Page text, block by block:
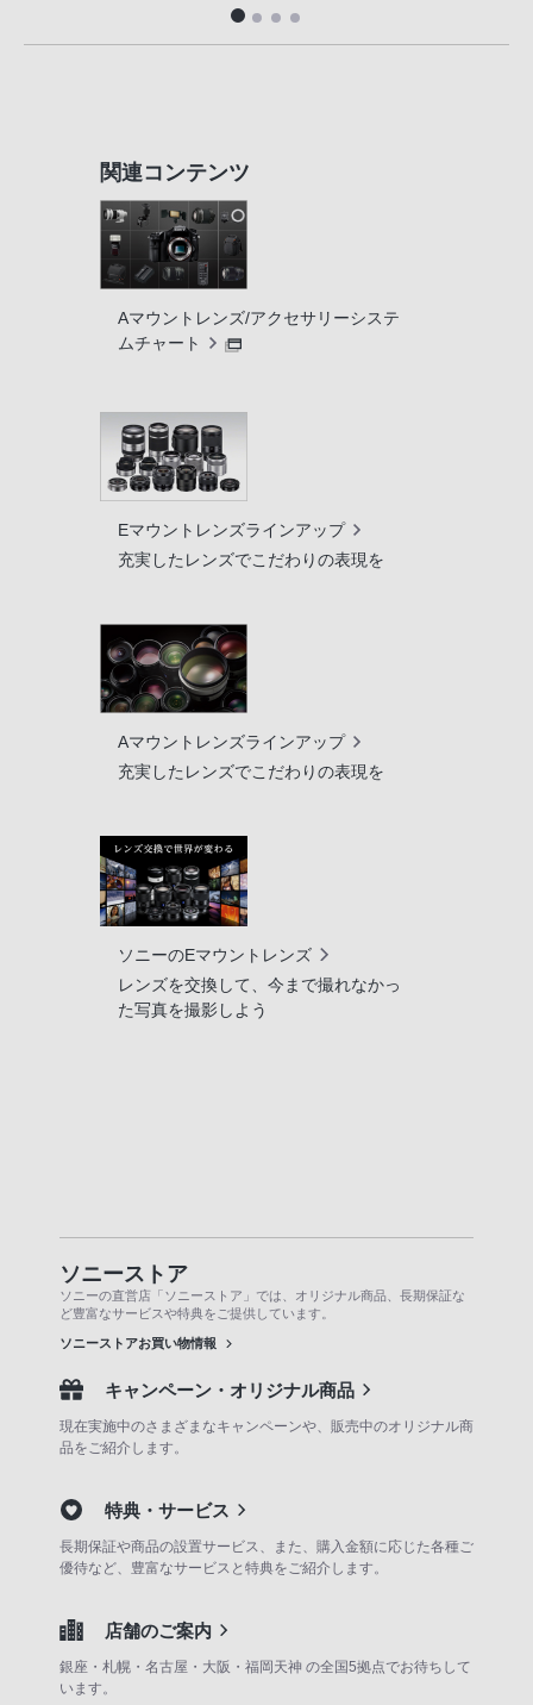
関連コンテンツ
Aマウントレンズ/アクセサリーシステ
ムチャート
Eマウントレンズラインアップ
充実したレンズでこだわりの表現を
Aマウントレンズラインアップ
充実したレンズでこだわりの表現を
ソニーのEマウントレンズ
レンズを交換して、今まで撮れなかっ
た写真を撮影しよう
ソニーストア
ソニーの直営店「ソニーストア」では、オリジナル商品、長期保証な
ど豊富なサービスや特典をご提供しています。
ソニーストアお買い物情報
キャンペーン・オリジナル商品
現在実施中のさまざまなキャンペーンや、販売中のオリジナル商
品をご紹介します。
特典・サービス
長期保証や商品の設置サービス、また、購入金額に応じた各種ご
優待など、豊富なサービスと特典をご紹介します。
店舗のご案内
銀座・札幌・名古屋・大阪・福岡天神 の全国5拠点でお待ちして
います。